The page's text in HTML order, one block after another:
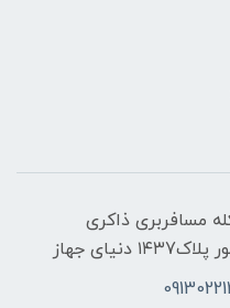
مسافربری ذاکری